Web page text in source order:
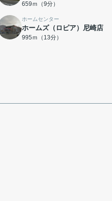
659ｍ（9分）
ホームセンター
ホームズ（ロピア）尼崎店
995ｍ（13分）